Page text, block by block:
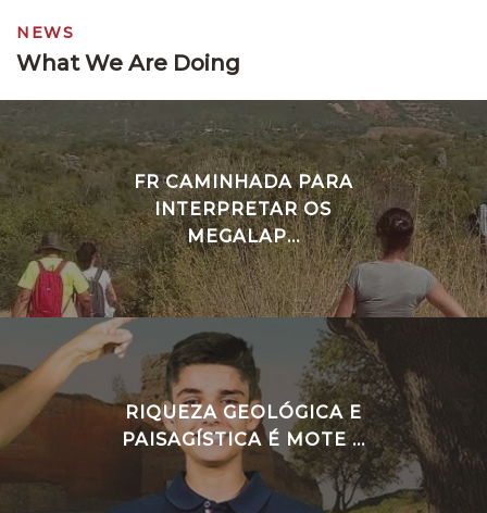
NEWS
What We Are Doing
FR CAMINHADA PARA
INTERPRETAR OS
MEGALAP...
RIQUEZA GEOLÓGICA E
PAISAGÍSTICA É MOTE ...